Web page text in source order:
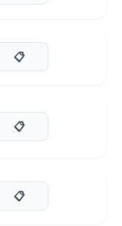
📋
📋
📋